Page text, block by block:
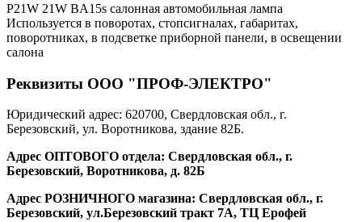
P21W 21W BA15s салонная автомобильная лампа
Используется в поворотах, стопсигналах, габаритах,
поворотниках, в подсветке приборной панели, в освещении
салона
Реквизиты ООО "ПРОФ-ЭЛЕКТРО"
Юридический адрес: 620700, Свердловская обл., г.
Березовский, ул. Воротникова, здание 82Б.
Адрес ОПТОВОГО отдела: Свердловская обл., г.
Березовский, Воротникова, д. 82Б
Адрес РОЗНИЧНОГО магазина: Свердловская обл., г.
Березовский, ул.Березовский тракт 7А, ТЦ Ерофей